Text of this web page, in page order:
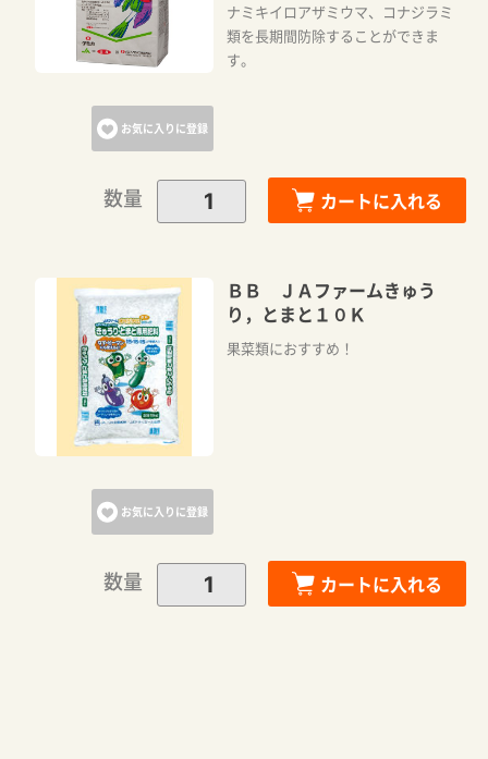
お気に入りに登録
ナミキイロアザミウマ、コナジラミ
類を長期間防除することができま
す。
数量 カートに入れる
お気に入りに登録
ＢＢ ＪＡファームきゅう
り，とまと１０Ｋ
果菜類におすすめ！
数量 カートに入れる